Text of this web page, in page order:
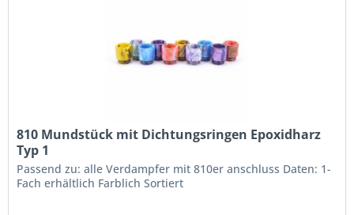
810 Mundstück mit Dichtungsringen Epoxidharz
Typ 1
Passend zu: alle Verdampfer mit 810er anschluss Daten: 1-
Fach erhältlich Farblich Sortiert